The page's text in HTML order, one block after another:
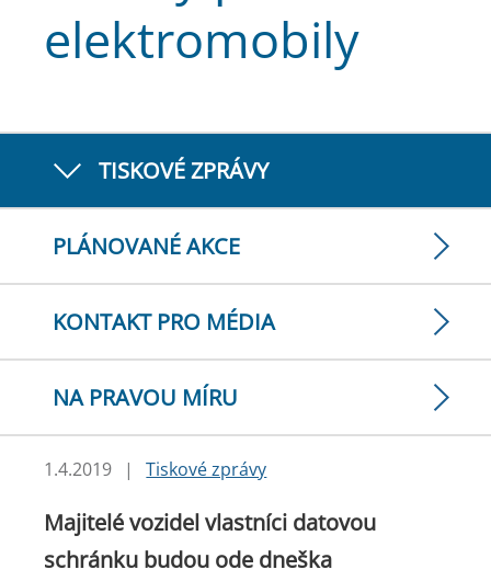
elektromobily
TISKOVÉ ZPRÁVY
PLÁNOVANÉ AKCE
KONTAKT PRO MÉDIA
NA PRAVOU MÍRU
1.4.2019 | Tiskové zprávy
Majitelé vozidel vlastníci datovou
schránku budou ode dneška